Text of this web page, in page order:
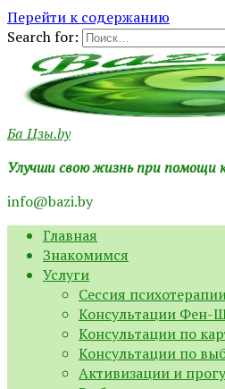
Перейти к содержанию
Search for:
Ба Цзы.by
Улучши свою жизнь при помощи
info@bazi.by
Главная
Знакомимся
Услуги
Сессия
Консультации Фен-
Консультации по
Консультации по
Активизации и